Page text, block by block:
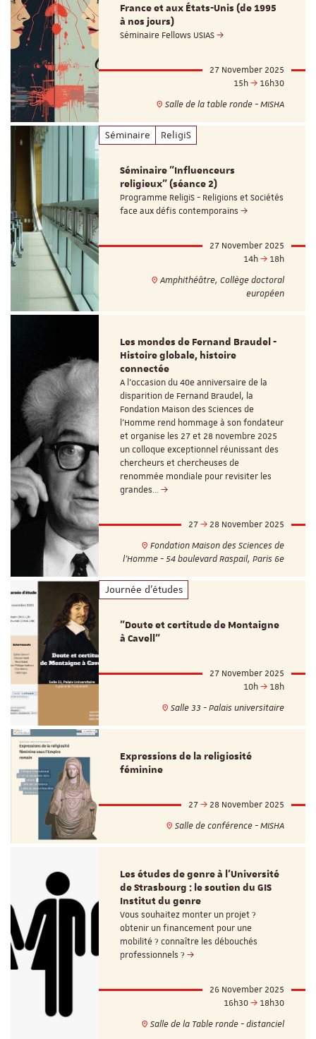
France et aux États-Unis (de 1995
à nos jours)
Séminaire Fellows USIAS
27 November 2025
15h
16h30
Salle de la table ronde - MISHA
Séminaire ReligiS
Séminaire "Influenceurs
religieux" (séance 2)
Programme ReligiS - Religions et Sociétés
face aux défis contemporains
27 November 2025
14h
18h
Amphithéâtre, Collège doctoral
européen
Les mondes de Fernand Braudel -
Histoire globale, histoire
connectée
A l’occasion du 40e anniversaire de la
disparition de Fernand Braudel, la
Fondation Maison des Sciences de
l’Homme rend hommage à son fondateur
et organise les 27 et 28 novembre 2025
un colloque exceptionnel réunissant des
chercheurs et chercheuses de
renommée mondiale pour revisiter les
grandes…
27
28 November 2025
Fondation Maison des Sciences de
l'Homme - 54 boulevard Raspail, Paris 6e
Journée d'études
"Doute et certitude de Montaigne
à Cavell"
27 November 2025
10h
18h
Salle 33 - Palais universitaire
Expressions de la religiosité
féminine
27
28 November 2025
Salle de conférence - MISHA
Les études de genre à l’Université
de Strasbourg : le soutien du GIS
Institut du genre
Vous souhaitez monter un projet ?
obtenir un financement pour une
mobilité ? connaître les débouchés
professionnels ?
26 November 2025
16h30
18h30
Salle de la Table ronde - distanciel